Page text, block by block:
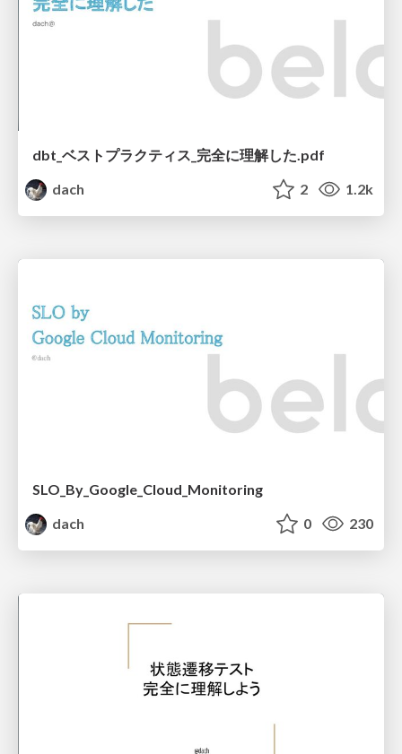
dbt_ベストプラクティス_完全に理解した.pdf
dach
2 1.2k
SLO_By_Google_Cloud_Monitoring
dach
0 230